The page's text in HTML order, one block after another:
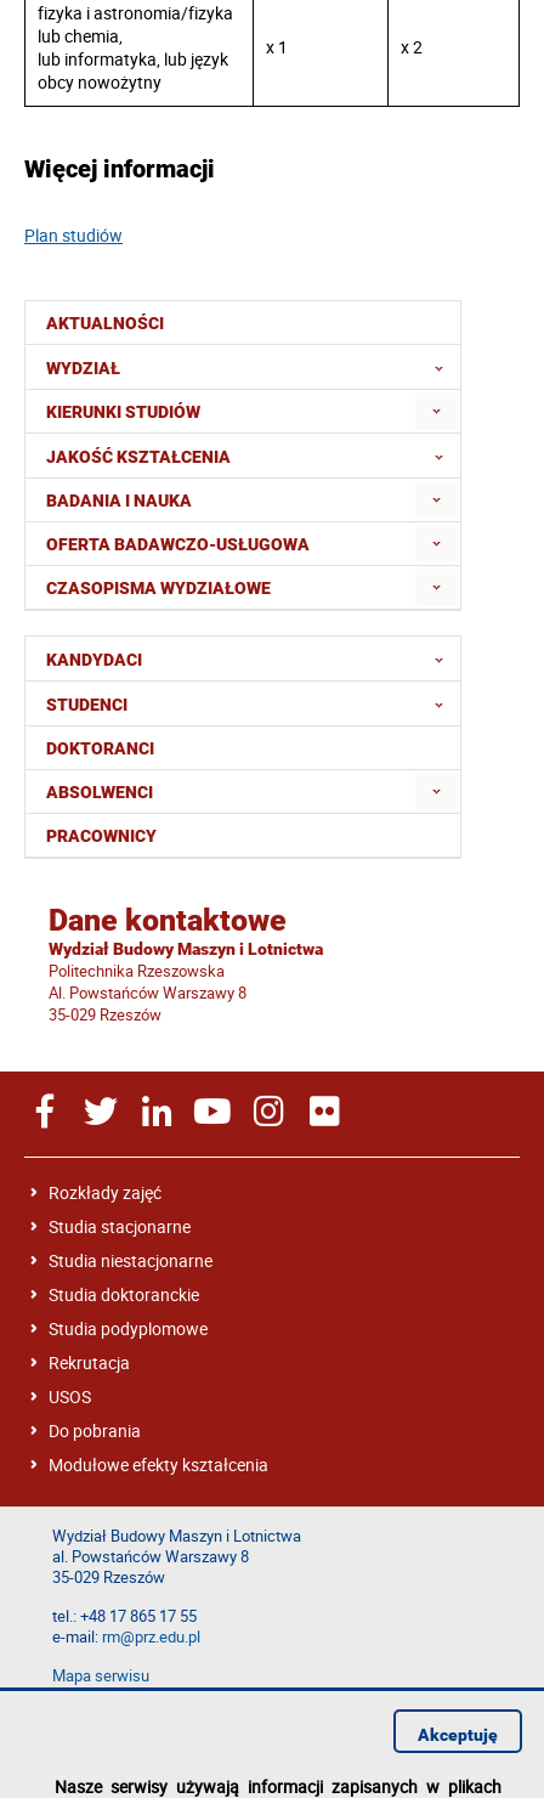
AKTUALNOŚCI
WYDZIAŁ
KIERUNKI STUDIÓW
JAKOŚĆ KSZTAŁCENIA
BADANIA I NAUKA
OFERTA BADAWCZO-USŁUGOWA
CZASOPISMA WYDZIAŁOWE
KANDYDACI
STUDENCI
DOKTORANCI
ABSOLWENCI
PRACOWNICY
Dane kontaktowe
Wydział Budowy Maszyn i Lotnictwa
Politechnika Rzeszowska
Al. Powstańców Warszawy 8
35-029 Rzeszów
fizyka i astronomia/fizyka
lub chemia,
lub informatyka, lub język
obcy nowożytny
x 1 x 2
Więcej informacji
Plan studiów
Rozkłady zajęć
Studia stacjonarne
Studia niestacjonarne
Studia doktoranckie
Studia podyplomowe
Rekrutacja
USOS
Do pobrania
Modułowe efekty kształcenia
Wydział Budowy Maszyn i Lotnictwa
al. Powstańców Warszawy 8
35-029 Rzeszów
tel.: +48 17 865 17 55
e-mail:rm@prz.edu.pl
Mapa serwisu
Deklaracja dostępności
Nasze serwisy używają informacji zapisanych w plikach
Akceptuję